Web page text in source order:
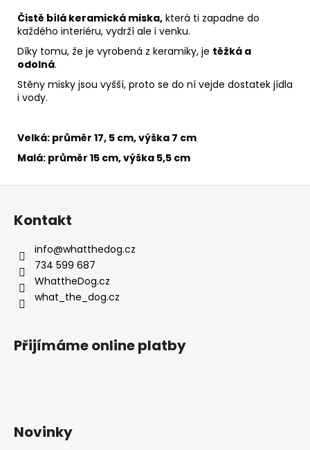
Čistě bílá keramická miska, která ti zapadne do
každého interiéru, vydrží ale i venku.
Díky tomu, že je vyrobená z keramiky, je těžká a
odolná.
Stěny misky jsou vyšší, proto se do ní vejde dostatek jídla
i vody.
Velká: průměr 17, 5 cm, výška 7 cm
Malá: průměr 15 cm, výška 5,5 cm
Z
Kontakt
info@whatthedog.cz
734 599 687
WhattheDog.cz
what_the_dog.cz
Přijímáme online platby
Novinky